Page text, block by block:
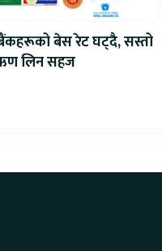
बेस रेट घट्दै, सस्तो
लिन सहज